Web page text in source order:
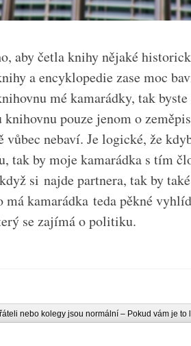
aby četla knihy nějaké
a encyklopedie zase moc
mé kamarádky, tak byste
pouze jenom o
nebaví. Je logické, že
tak by moje kamarádka s tím
si najde partnera, tak by
kamarádka teda pěkné
se zajímá o politiku.
nebo kolegy jsou normální – Pokud vám je to